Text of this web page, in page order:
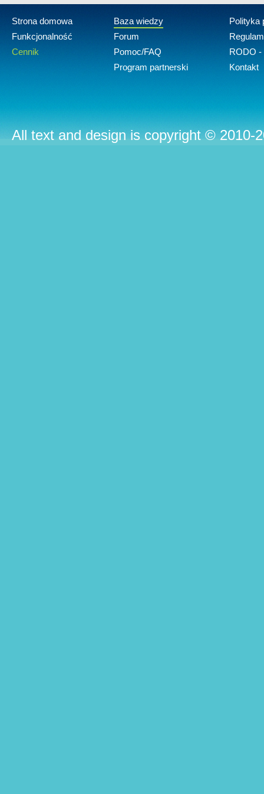
Strona domowa
Funkcjonalność
Cennik
Baza wiedzy
Forum
Pomoc/FAQ
Program partnerski
Polityka
RODO -
Kontakt
All text and design is copyright © 2010-